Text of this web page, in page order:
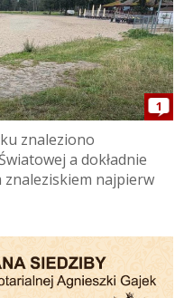
1
znaleziono
a dokładnie
najpierw